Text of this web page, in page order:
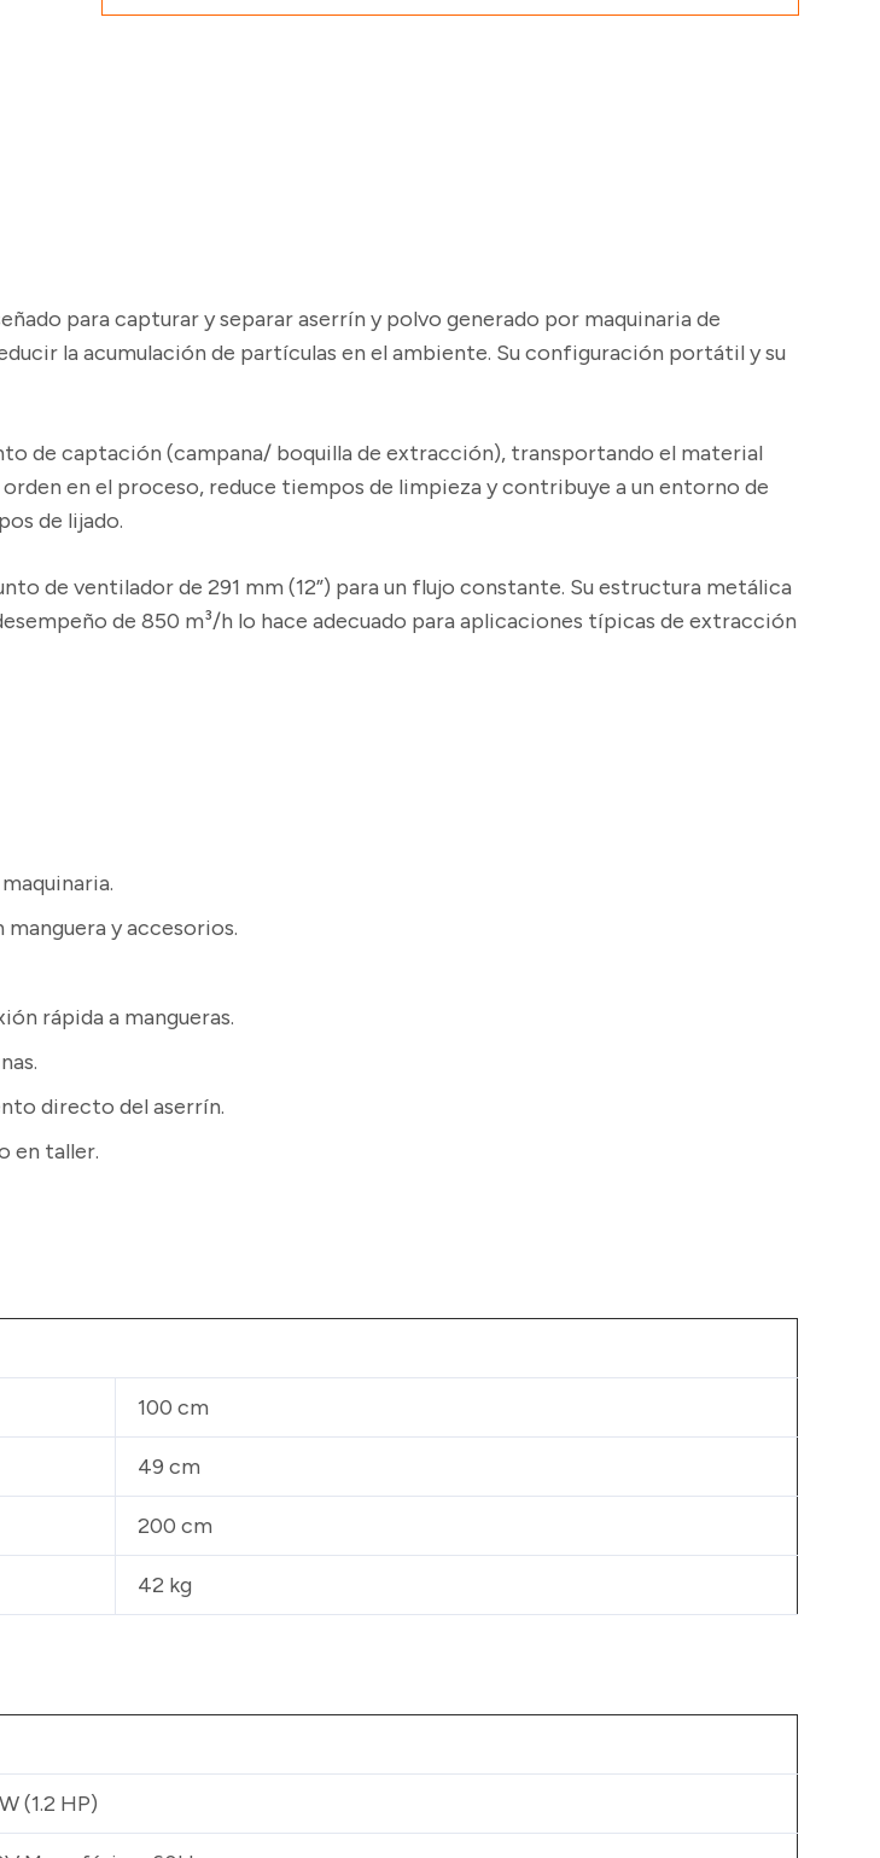
para capturar y separar aserrín y polvo generado por maquinaria de
la acumulación de partículas en el ambiente. Su configuración portátil y su
de captación (campana/ boquilla de extracción), transportando el material
en el proceso, reduce tiempos de limpieza y contribuye a un entorno de
de lijado.
de ventilador de 291 mm (12”) para un flujo constante. Su estructura metálica
de 850 m³/h lo hace adecuado para aplicaciones típicas de extracción
y accesorios.
rápida a mangueras.
directo del aserrín.
en taller.
100 cm
49 cm
200 cm
42 kg
(1.2 HP)